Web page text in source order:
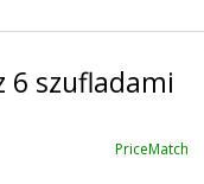
6 szufladami
PriceMatch